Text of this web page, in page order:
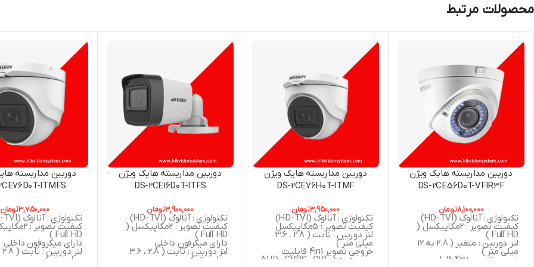
محصولات مرتبط
دوربین مداربسته هایک ویژن
DS-2CE56D0T-VFIR3F
8,100,000تومان
تکنولوژی : آنالوگ (HD-TVI)
کیفیت تصویر : 2مگاپیکسل (
Full HD )
لنز دوربین : متغیر ( 2.8 به 12
میلی متر )
خروجی تصویر 4in1 قابلیت
دوربین مداربسته هایک ویژن
DS-2CE76H0T-ITMF
3,950,000تومان
تکنولوژی : آنالوگ (HD-TVI)
کیفیت تصویر : 5مگاپیکسل
لنز دوربین : ثابت ( 2.8 ، 3.6
میلی متر )
خروجی تصویر 4in1 قابلیت
سوییچ به ( AHD , CVBS , CVI ,
دوربین مداربسته هایک ویژن
DS-2CE16D0T-ITFS
3,900,000تومان
تکنولوژی : آنالوگ (HD-TVI)
کیفیت تصویر : 2مگاپیکسل (
Full HD )
دارای میکرفون داخلی
لنز دوربین : ثابت ( 2.8 ، 3.6
میلی متر )
دوربین مداربسته
ITMFS
3,750,000تومان
تکنولوژی : آنالوگ (HD-TVI)
کیفیت تصویر
Full HD )
دارای میکروفون داخلی
میلی متر )